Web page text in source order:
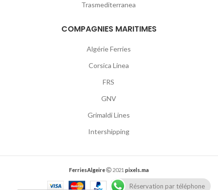
Trasmediterranea
COMPAGNIES MARITIMES
Algérie Ferries
Corsica Linea
FRS
GNV
Grimaldi Lines
Intershipping
FerriesAlgeire 2021 pixels.ma
Réservation par téléphone